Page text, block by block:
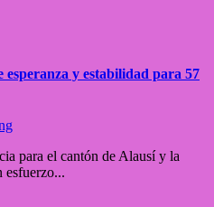
y estabilidad para 57
para el cantón de Alausí y la
esfuerzo...